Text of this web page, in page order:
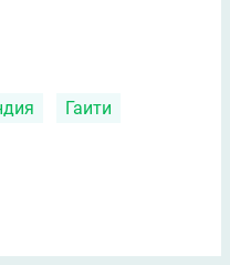
Гаити